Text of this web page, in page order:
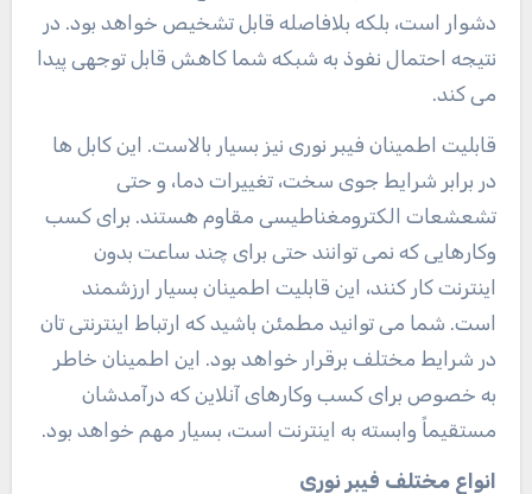
دشوار است، بلکه بلافاصله قابل تشخیص خواهد بود. در
نتیجه احتمال نفوذ به شبکه شما کاهش قابل توجهی پیدا
می کند.
قابلیت اطمینان فیبر نوری نیز بسیار بالاست. این کابل ها
در برابر شرایط جوی سخت، تغییرات دما، و حتی
تشعشعات الکترومغناطیسی مقاوم هستند. برای کسب
وکارهایی که نمی توانند حتی برای چند ساعت بدون
اینترنت کار کنند، این قابلیت اطمینان بسیار ارزشمند
است. شما می توانید مطمئن باشید که ارتباط اینترنتی تان
در شرایط مختلف برقرار خواهد بود. این اطمینان خاطر
به خصوص برای کسب وکارهای آنلاین که درآمدشان
مستقیماً وابسته به اینترنت است، بسیار مهم خواهد بود.
انواع مختلف فیبر نوری